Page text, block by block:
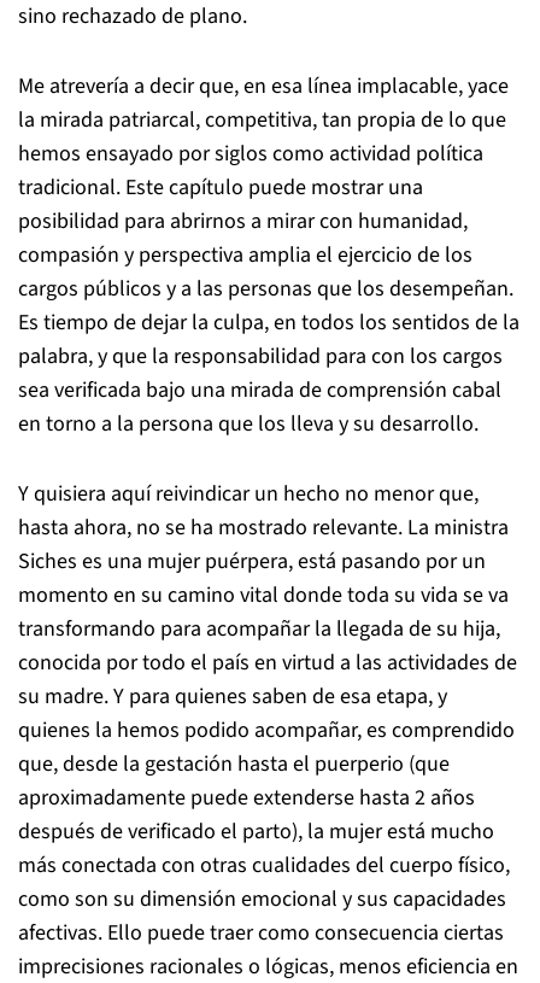
sino rechazado de plano.
Me atrevería a decir que, en esa línea implacable, yace
la mirada patriarcal, competitiva, tan propia de lo que
hemos ensayado por siglos como actividad política
tradicional. Este capítulo puede mostrar una
posibilidad para abrirnos a mirar con humanidad,
compasión y perspectiva amplia el ejercicio de los
cargos públicos y a las personas que los desempeñan.
Es tiempo de dejar la culpa, en todos los sentidos de la
palabra, y que la responsabilidad para con los cargos
sea verificada bajo una mirada de comprensión cabal
en torno a la persona que los lleva y su desarrollo.
Y quisiera aquí reivindicar un hecho no menor que,
hasta ahora, no se ha mostrado relevante. La ministra
Siches es una mujer puérpera, está pasando por un
momento en su camino vital donde toda su vida se va
transformando para acompañar la llegada de su hija,
conocida por todo el país en virtud a las actividades de
su madre. Y para quienes saben de esa etapa, y
quienes la hemos podido acompañar, es comprendido
que, desde la gestación hasta el puerperio (que
aproximadamente puede extenderse hasta 2 años
después de verificado el parto), la mujer está mucho
más conectada con otras cualidades del cuerpo físico,
como son su dimensión emocional y sus capacidades
afectivas. Ello puede traer como consecuencia ciertas
imprecisiones racionales o lógicas, menos eficiencia en